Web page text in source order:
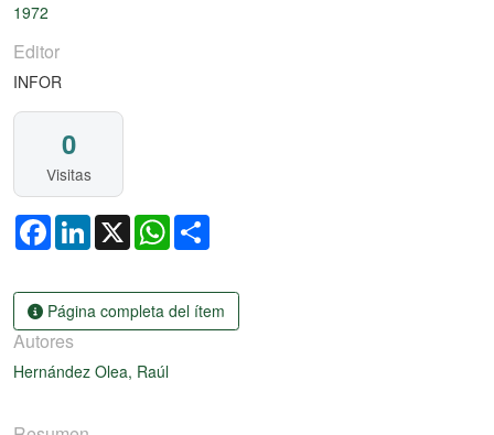
1972
Editor
INFOR
0
Visitas
FacebookLinkedIn
X WhatsApp
Página completa del ítem
Autores
Hernández Olea, Raúl